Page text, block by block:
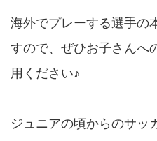
海外でプレーする選手の
すので、ぜひお子さんへ
用ください♪
ジュニアの頃からのサッ